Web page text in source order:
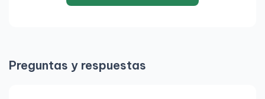
Preguntas y respuestas